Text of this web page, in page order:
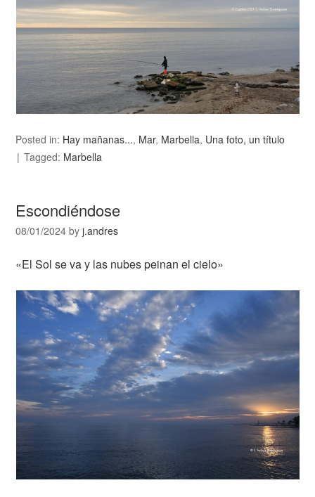
Posted in: Hay mañanas..., Mar, Marbella, Una foto, un título
Tagged: Marbella
Escondiéndose
08/01/2024 byj.andres
«El Sol se va y las nubes peinan el cielo»